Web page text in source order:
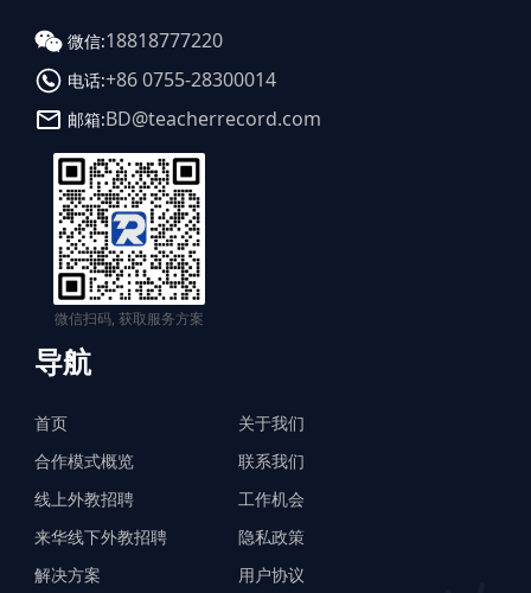
微信:18818777220
电话:+86 0755-28300014
邮箱:BD@teacherrecord.com
微信扫码, 获取服务方案
导航
首页
合作模式概览
线上外教招聘
来华线下外教招聘
解决方案
关于我们
联系我们
工作机会
隐私政策
用户协议